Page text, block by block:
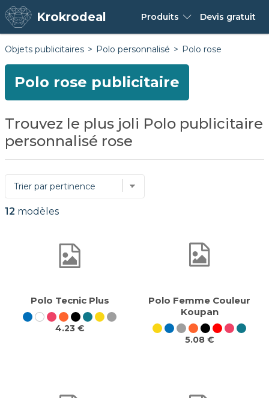
Krokrodeal Produits Devis gratuit
Objets publicitaires Polo personnalisé Polo rose
Polo rose publicitaire
Trouvez le plus joli Polo publicitaire
personnalisé rose
12 modèles
Polo Tecnic Plus
4.23 €
Polo Femme Couleur
Koupan
5.08 €